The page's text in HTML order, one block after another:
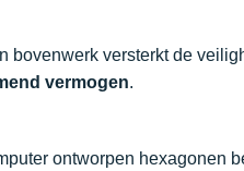
bovenwerk versterkt de
vermogen.
ontworpen hexagonen